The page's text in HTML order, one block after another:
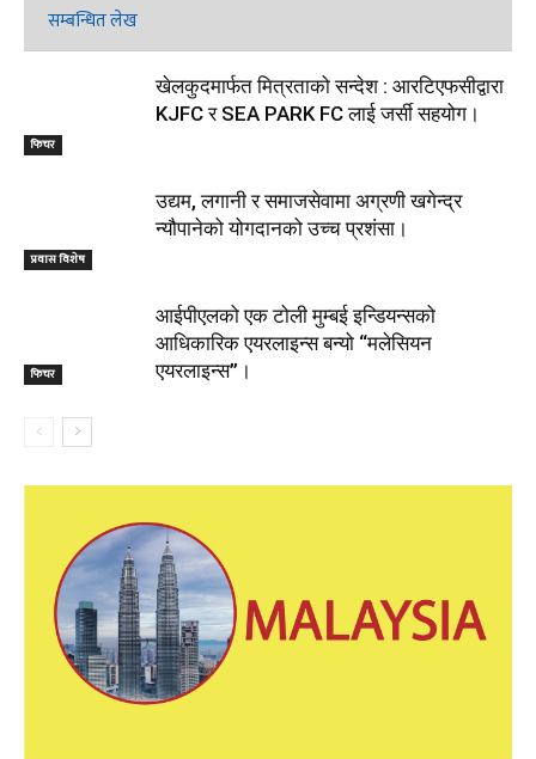
सम्बन्धित लेख
फिचर
खेलकुदमार्फत मित्रताको सन्देश : आरटिएफसीद्वारा
KJFC र SEA PARK FC लाई जर्सी सहयोग।
प्रवास विशेष
उद्यम, लगानी र समाजसेवामा अग्रणी खगेन्द्र
न्यौपानेको योगदानको उच्च प्रशंसा।
फिचर
आईपीएलको एक टोली मुम्बई इन्डियन्सको
आधिकारिक एयरलाइन्स बन्यो “मलेसियन
एयरलाइन्स”।